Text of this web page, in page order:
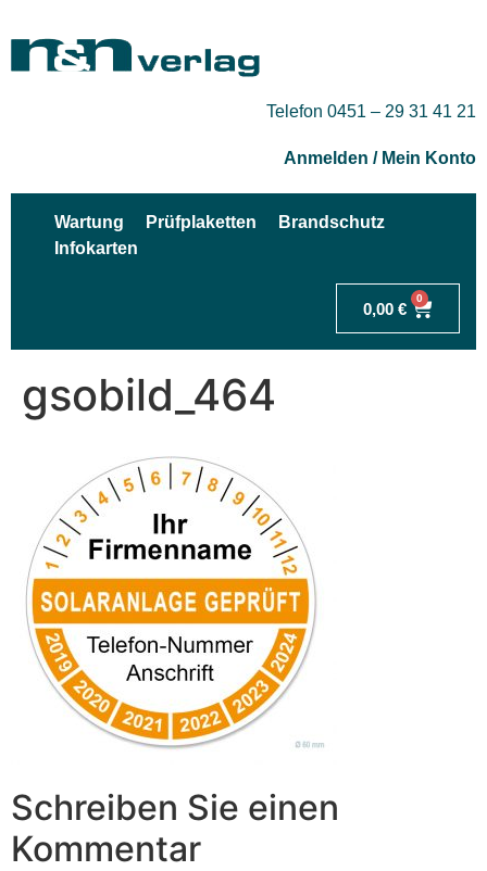
Telefon 0451 – 29 31 41 21
Anmelden / Mein Konto
Wartung Prüfplaketten
Brandschutz
Infokarten
0,00 €
0
gsobild_464
Schreiben Sie einen
Kommentar